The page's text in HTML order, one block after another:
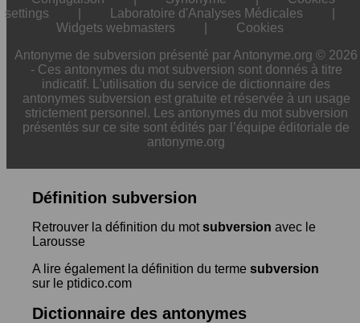
settings
Laboratoire d'Analyses Médicales
Widgets webmasters
Cookies
Antonyme de subversion présenté par Antonyme.org © 2026
- Ces antonymes du mot subversion sont donnés à titre
indicatif. L'utilisation du service de dictionnaire des
antonymes subversion est gratuite et réservée à un usage
strictement personnel. Les antonymes du mot subversion
présentés sur ce site sont édités par l’équipe éditoriale de
antonyme.org
Définition subversion
Retrouver la définition du motsubversion avec le
Larousse
A lire également la définition du terme subversion
sur le ptidico.com
Dictionnaire des antonymes